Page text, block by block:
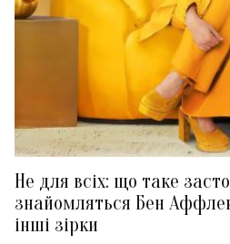
Не для всіх: що таке
знайомляться Бен
інші зірки